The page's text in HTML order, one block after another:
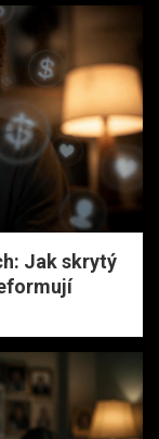
Jak skrytý